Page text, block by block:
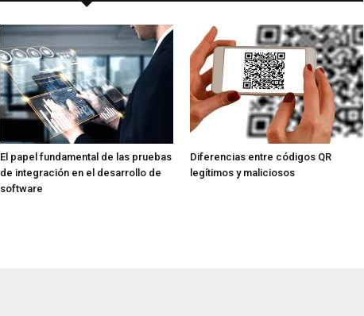
El papel fundamental de las pruebas
de integración en el desarrollo de
software
Diferencias entre códigos QR
legítimos y maliciosos